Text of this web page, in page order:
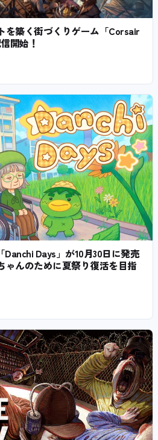
を築く街づくりゲーム「Corsair
開始！
Days」が10月30日に発売
ゃんのために夏祭り復活を目指